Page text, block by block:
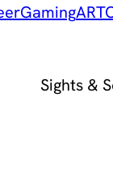
GamingART
Sights &